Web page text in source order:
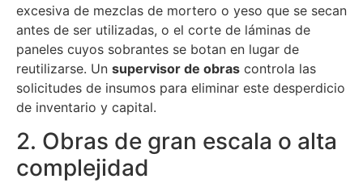
excesiva de mezclas de mortero o yeso que se secan
antes de ser utilizadas, o el corte de láminas de
paneles cuyos sobrantes se botan en lugar de
reutilizarse. Un supervisor de obras controla las
solicitudes de insumos para eliminar este desperdicio
de inventario y capital.
2. Obras de gran escala o alta
complejidad